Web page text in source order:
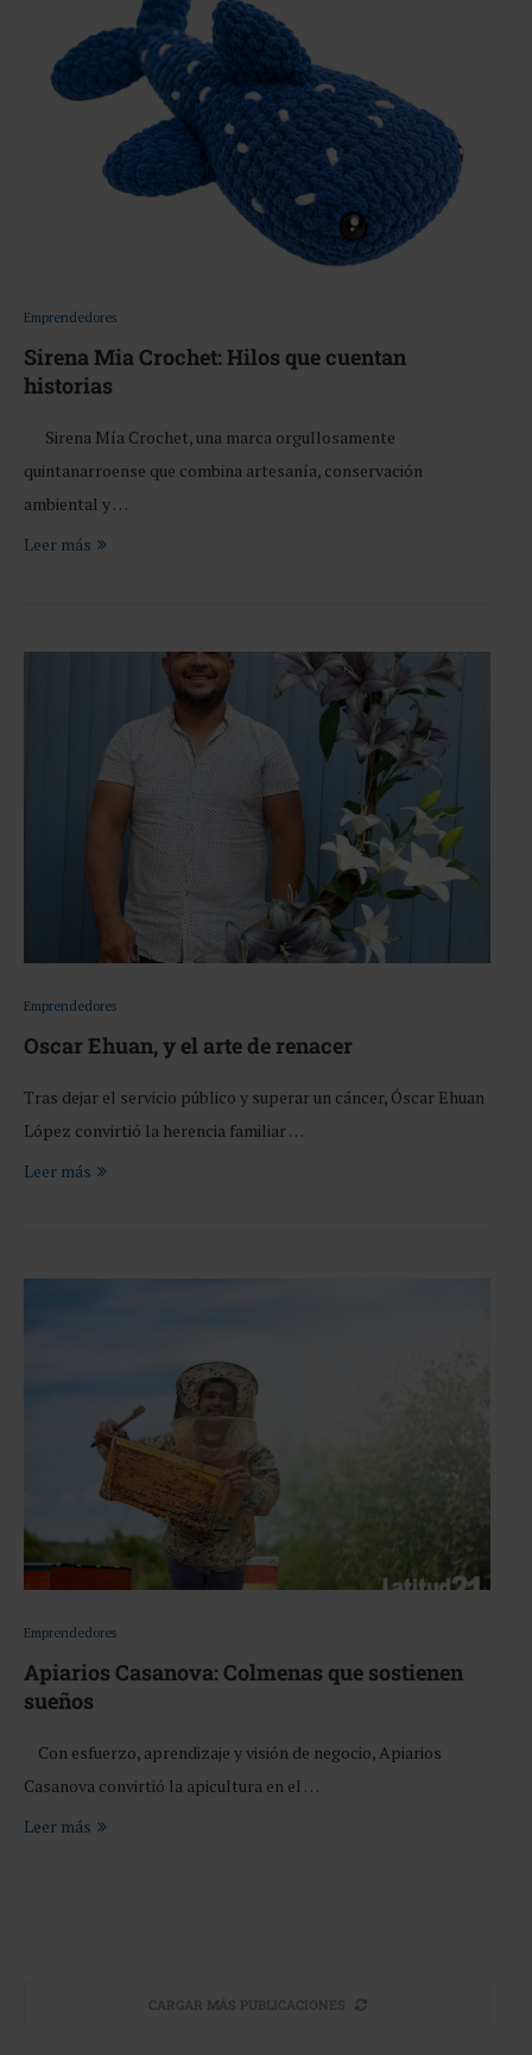
Emprendedores
Sirena Mia Crochet: Hilos que cuentan
historias
Sirena Mía Crochet, una marca orgullosamente
quintanarroense que combina artesanía, conservación
ambiental y …
Leer más
Emprendedores
Oscar Ehuan, y el arte de renacer
Tras dejar el servicio público y superar un cáncer, Óscar Ehuan
López convirtió la herencia familiar …
Leer más
Emprendedores
Apiarios Casanova: Colmenas que sostienen
sueños
Con esfuerzo, aprendizaje y visión de negocio, Apiarios
Casanova convirtió la apicultura en el …
Leer más
CARGAR MÁS PUBLICACIONES